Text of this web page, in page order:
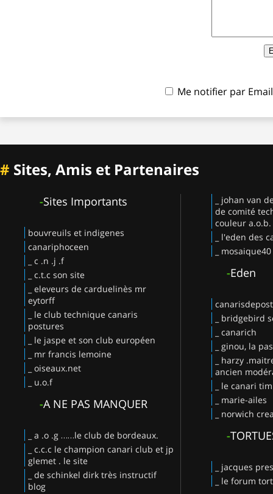
Me notifier par
# Sites, Amis et Partenaires
-Sites Importants
bouvreuils et indigenes
canariphoceen
_ c .n .j .f
_ c.t.c son site
_ eleveurs de carduelinès mr
eytorff
_ le club technique canaris
postures
_ le jaspe et son club européen
_ mr francis lemoine
_ oiseaux.net
_ u.o.f
-A NE PAS MANQUER
_ a .o .g ……le club de bordeaux.
_ c.c.c le champion canari club et jp
glemet . le site
_ de schinkel dirk très instructif
blog
_ johan van
de comité
couleur a.o.b.
_ l'eden des
_ mosaique40
-Eden
_ bridgebird
_ canarich
_ ginou, la
_ harzy
ancien
_ le canari
_ marie-ailes
_ norwich
-
_ jacques
_ le forum